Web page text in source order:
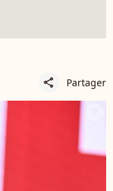
share Partager